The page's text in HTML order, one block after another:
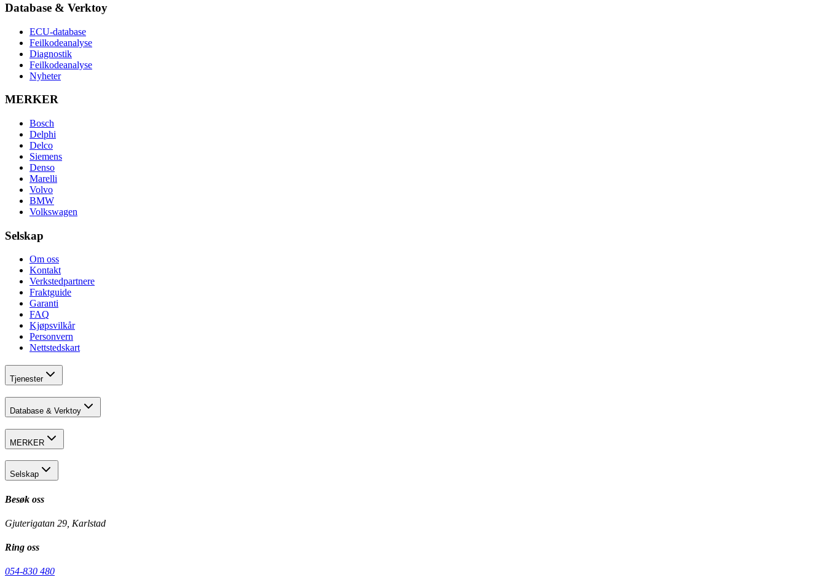
Database & Verktoy
ECU-database
Feilkodeanalyse
Diagnostik
Feilkodeanalyse
Nyheter
MERKER
Bosch
Delphi
Delco
Siemens
Denso
Marelli
Volvo
BMW
Volkswagen
Selskap
Om oss
Kontakt
Verkstedpartnere
Fraktguide
Garanti
FAQ
Kjøpsvilkår
Personvern
Nettstedskart
Tjenester
Database & Verktoy
MERKER
Selskap
Besøk oss
Gjuterigatan 29, Karlstad
Ring oss
054-830 480